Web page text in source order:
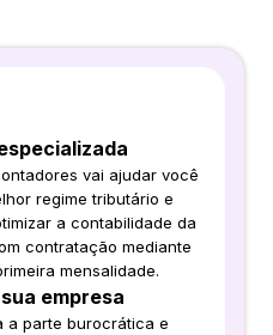
vai ajudar você
regime tributário e
a contabilidade da
contratação mediante
mensalidade.
empresa
a parte burocrática e